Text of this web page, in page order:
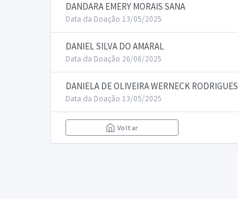
DANDARA EMERY MORAIS SANA
Data da Doação 13/05/2025
DANIEL SILVA DO AMARAL
Data da Doação 26/06/2025
DANIELA DE OLIVEIRA WERNECK RODRIGUES
Data da Doação 13/05/2025
Voltar